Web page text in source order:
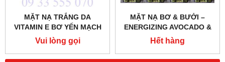
MẶT NẠ TRẮNG DA
VITAMIN E BƠ YẾN MẠCH
AVOCAT ET AVOINE 150ML
- 0933555070 - 0902966670
:
Vui lòng gọi
0858.193968
MẶT NẠ BƠ & BƯỞI –
ENERGIZING AVOCADO &
GRAPEFRUIT MASQUE
(MADE IN USA) -
0933555070 - 0902966670
Hết hàng